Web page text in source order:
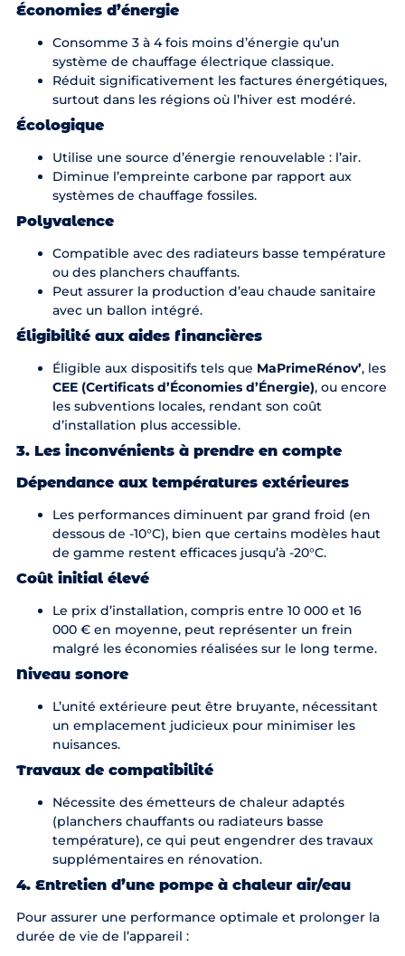
Économies d’énergie
Consomme 3 à 4 fois moins d’énergie qu’un
système de chauffage électrique classique.
Réduit significativement les factures énergétiques,
surtout dans les régions où l’hiver est modéré.
Écologique
Utilise une source d’énergie renouvelable : l’air.
Diminue l’empreinte carbone par rapport aux
systèmes de chauffage fossiles.
Polyvalence
Compatible avec des radiateurs basse température
ou des planchers chauffants.
Peut assurer la production d’eau chaude sanitaire
avec un ballon intégré.
Éligibilité aux aides financières
Éligible aux dispositifs tels que MaPrimeRénov’, les
CEE (Certificats d’Économies d’Énergie), ou encore
les subventions locales, rendant son coût
d’installation plus accessible.
3. Les inconvénients à prendre en compte
Dépendance aux températures extérieures
Les performances diminuent par grand froid (en
dessous de -10°C), bien que certains modèles haut
de gamme restent efficaces jusqu’à -20°C.
Coût initial élevé
Le prix d’installation, compris entre 10 000 et 16
000 € en moyenne, peut représenter un frein
malgré les économies réalisées sur le long terme.
Niveau sonore
L’unité extérieure peut être bruyante, nécessitant
un emplacement judicieux pour minimiser les
nuisances.
Travaux de compatibilité
Nécessite des émetteurs de chaleur adaptés
(planchers chauffants ou radiateurs basse
température), ce qui peut engendrer des travaux
supplémentaires en rénovation.
4. Entretien d’une pompe à chaleur air/eau
Pour assurer une performance optimale et prolonger la
durée de vie de l’appareil :